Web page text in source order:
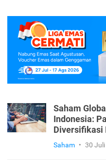
Saham
Indonesia:
Diversifikasi
Saham • 30